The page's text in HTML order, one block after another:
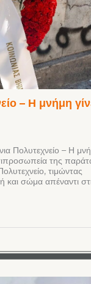
– Η μνήμη
Πολυτεχνείο – Η
της
τιμώντας
σώμα απέναντι